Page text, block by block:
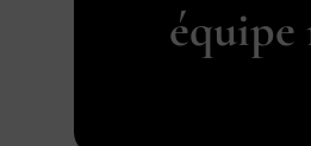
équipe